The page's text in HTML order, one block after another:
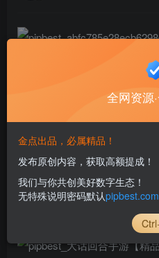
全网资源
金点出品，必属精品！
发布原创内容，获取高额提成！
我们与你共创美好数字生态！
无特殊说明密码默认pipbest.com